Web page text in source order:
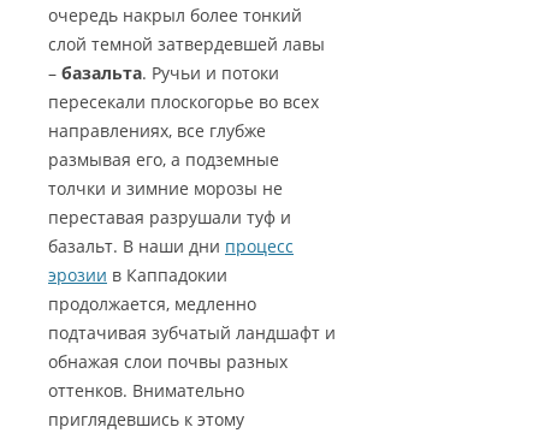
очередь накрыл более тонкий
слой темной затвердевшей лавы
– базальта. Ручьи и потоки
пересекали плоскогорье во всех
направлениях, все глубже
размывая его, а подземные
толчки и зимние морозы не
переставая разрушали туф и
базальт. В наши дни процесс
эрозии в Каппадокии
продолжается, медленно
подтачивая зубчатый ландшафт и
обнажая слои почвы разных
оттенков. Внимательно
приглядевшись к этому